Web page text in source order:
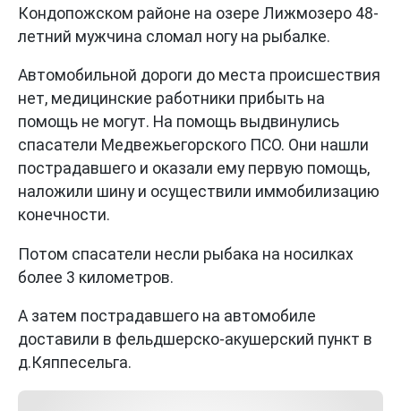
Кондопожском районе на озере Лижмозеро 48-
летний мужчина сломал ногу на рыбалке.
Автомобильной дороги до места происшествия
нет, медицинские работники прибыть на
помощь не могут. На помощь выдвинулись
спасатели Медвежьегорского ПСО. Они нашли
пострадавшего и оказали ему первую помощь,
наложили шину и осуществили иммобилизацию
конечности.
Потом спасатели несли рыбака на носилках
более 3 километров.
А затем пострадавшего на автомобиле
доставили в фельдшерско-акушерский пункт в
д.Кяппесельга.